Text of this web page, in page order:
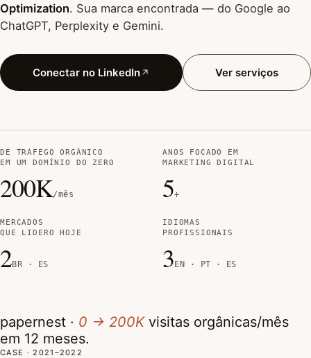
Optimization. Sua marca encontrada — do Google ao
ChatGPT, Perplexity e Gemini.
Conectar no LinkedIn Ver serviços
DE TRÁFEGO ORGÂNICO
EM UM DOMÍNIO DO ZERO
200K/mês
ANOS FOCADO EM
MARKETING DIGITAL
5+
MERCADOS
QUE LIDERO HOJE
2BR · ES
IDIOMAS
PROFISSIONAIS
3EN · PT · ES
papernest · 0 → 200Kvisitas orgânicas/mês
em 12 meses.
CASE · 2021–2022